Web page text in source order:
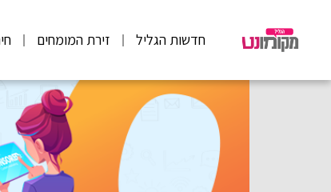
חדשות הגליל זירת המומחים